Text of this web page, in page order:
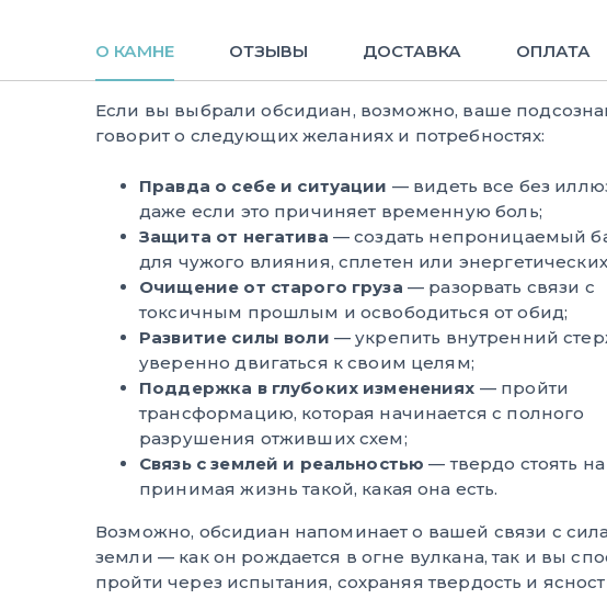
О КАМНЕ ОТЗЫВЫ ДОСТАВКА ОПЛАТА
Если вы выбрали обсидиан, возможно, ваше
говорит о следующих желаниях и потребностях:
Правда о себе и ситуации — видеть все без
даже если это причиняет временную боль;
Защита от негатива — создать непроницаемый
для чужого влияния, сплетен или энергетических
Очищение от старого груза — разорвать связи с
токсичным прошлым и освободиться от обид;
Развитие силы воли — укрепить внутренний
уверенно двигаться к своим целям;
Поддержка в глубоких изменениях — пройти
трансформацию, которая начинается с полного
разрушения отживших схем;
Связь с землей и реальностью — твердо стоять на
принимая жизнь такой, какая она есть.
Возможно, обсидиан напоминает о вашей связи с
земли — как он рождается в огне вулкана, так и вы
пройти через испытания, сохраняя твердость и